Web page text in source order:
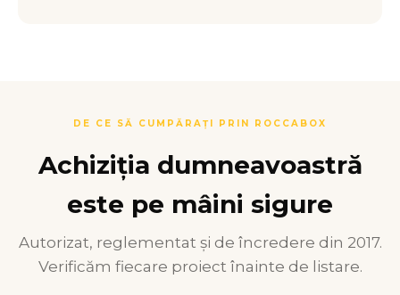
DE CE SĂ CUMPĂRAȚI PRIN ROCCABOX
Achiziția dumneavoastră
este pe mâini sigure
Autorizat, reglementat și de încredere din 2017.
Verificăm fiecare proiect înainte de listare.